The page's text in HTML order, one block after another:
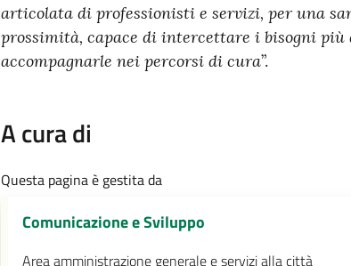
articolata di professionisti e servizi, per una
prossimità, capace di intercettare i bisogni più
accompagnarle nei percorsi di cura”.
A cura di
Questa pagina è gestita da
Comunicazione e Sviluppo
Area amministrazione generale e servizi alla città